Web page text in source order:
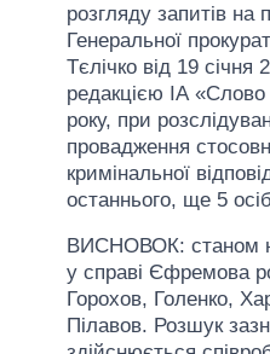
розгляду запитів на
Генеральної
Тєлічко від 19 січня
редакцією ІА «Слово
року, при
провадження
кримінальної
останнього, ще 5
ВИСНОВОК: станом
у справі Єфремова
Горохов, Голенко,
Пілавов. Розшук